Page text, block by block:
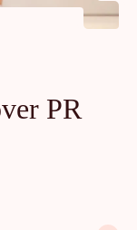
PR